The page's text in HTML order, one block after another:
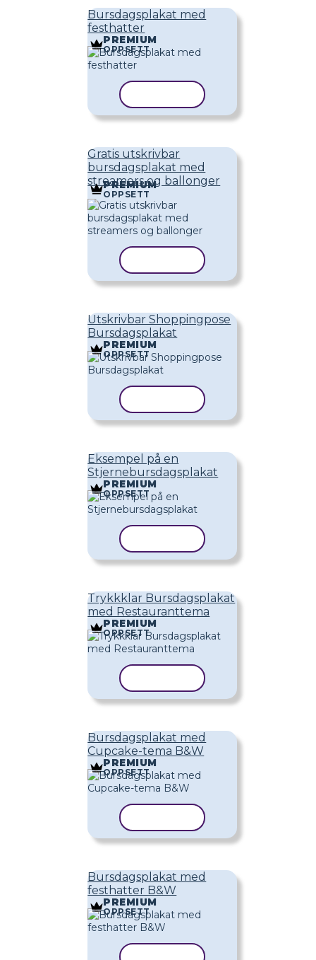
Bursdagsplakat med
festhatter
PREMIUM
OPPSETT
Gratis utskrivbar
bursdagsplakat med
streamers og ballonger
PREMIUM
OPPSETT
Utskrivbar Shoppingpose
Bursdagsplakat
PREMIUM
OPPSETT
Eksempel på en
Stjernebursdagsplakat
PREMIUM
OPPSETT
Trykkklar Bursdagsplakat
med Restauranttema
PREMIUM
OPPSETT
Bursdagsplakat med
Cupcake-tema B&W
PREMIUM
OPPSETT
Bursdagsplakat med
festhatter B&W
PREMIUM
OPPSETT